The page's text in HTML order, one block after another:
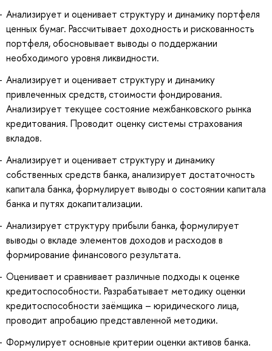
Анализирует и оценивает структуру и динамику портфеля
ценных бумаг. Рассчитывает доходность и рискованность
портфеля, обосновывает выводы о поддержании
необходимого уровня ликвидности.
Анализирует и оценивает структуру и динамику
привлеченных средств, стоимости фондирования.
Анализирует текущее состояние межбанковского рынка
кредитования. Проводит оценку системы страхования
вкладов.
Анализирует и оценивает структуру и динамику
собственных средств банка, анализирует достаточность
капитала банка, формулирует выводы о состоянии капитала
банка и путях докапитализации.
Анализирует структуру прибыли банка, формулирует
выводы о вкладе элементов доходов и расходов в
формирование финансового результата.
Оценивает и сравнивает различные подходы к оценке
кредитоспособности. Разрабатывает методику оценки
кредитоспособности заёмщика – юридического лица,
проводит апробацию представленной методики.
Формулирует основные критерии оценки активов банка.